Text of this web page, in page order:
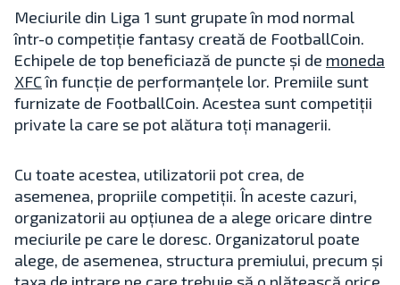
Meciurile din Liga 1 sunt grupate în mod normal
într-o competiție fantasy creată de FootballCoin.
Echipele de top beneficiază de puncte și de moneda
XFCîn funcție de performanțele lor. Premiile sunt
furnizate de FootballCoin. Acestea sunt competiții
private la care se pot alătura toți managerii.
Cu toate acestea, utilizatorii pot crea, de
asemenea, propriile competiții. În aceste cazuri,
organizatorii au opțiunea de a alege oricare dintre
meciurile pe care le doresc. Organizatorul poate
alege, de asemenea, structura premiului, precum și